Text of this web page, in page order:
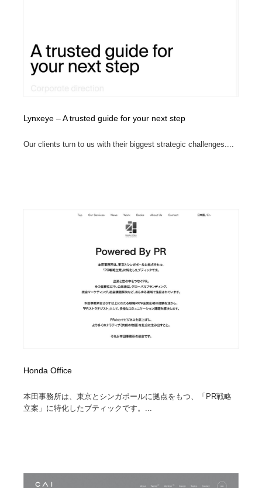
Lynxeye – A trusted guide for your next step
Our clients turn to us with their biggest strategic challenges....
Honda Office
本田事務所は、東京とシンガポールに拠点をもつ、「PR戦略
立案」に特化したブティックです。...